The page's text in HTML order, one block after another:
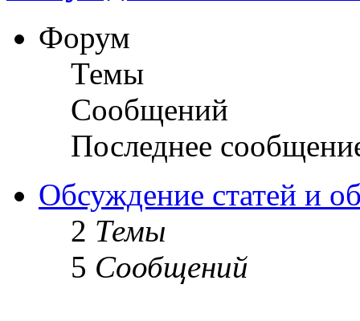
Форум
Темы
Сообщений
Последнее
Обсуждение статей и
2 Темы
5 Сообщений